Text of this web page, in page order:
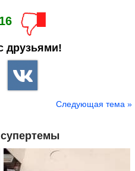
друзьями!
Следующая тема »